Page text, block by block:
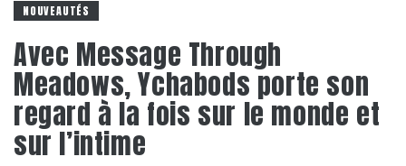
NOUVEAUTÉS
Avec Message Through
Meadows, Ychabods porte son
regard à la fois sur le monde et
sur l’intime